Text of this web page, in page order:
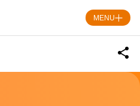
MENU